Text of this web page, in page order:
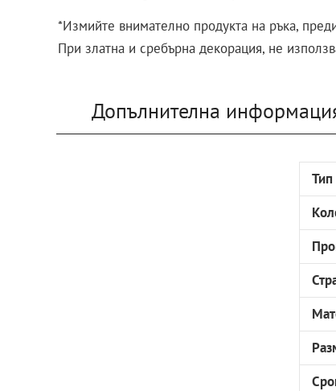
*Измийте внимателно продукта на ръка,
При златна и сребърна декорация, не
Допълнителна
Тип